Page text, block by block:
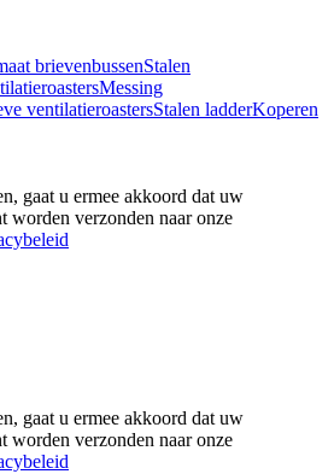
brievenbussenStalen
Messing
ventilatieroastersStalen ladderKoperen
gaat u ermee akkoord dat uw
worden verzonden naar onze
gaat u ermee akkoord dat uw
worden verzonden naar onze